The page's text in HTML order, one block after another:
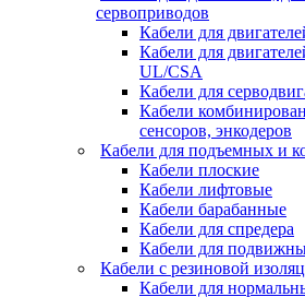
сервоприводов
Кабели для
Кабели для
UL/CSA
Кабели для
Кабели
cенсоров, энкодеров
Кабели для подъемных и
Кабели плоские
Кабели лифтовые
Кабели барабанные
Кабели для спредера
Кабели для
Кабели с резиновой
Кабели для